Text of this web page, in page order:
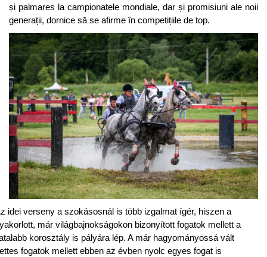
și palmares la campionatele mondiale, dar și promisiuni ale noii
generații, dornice să se afirme în competițiile de top.
idei verseny a szokásosnál is több izgalmat ígér, hiszen a
már világbajnokságokon bizonyított fogatok mellett a
korosztály is pályára lép. A már hagyományossá vált
fogatok mellett ebben az évben nyolc egyes fogat is